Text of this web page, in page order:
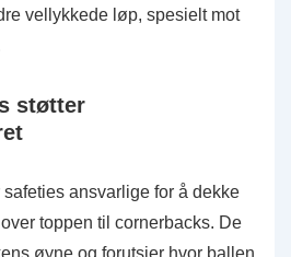
vellykkede løp, spesielt mot
støtter
safeties ansvarlige for å dekke
toppen til cornerbacks. De
øyne og forutsier hvor ballen